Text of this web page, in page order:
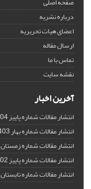
درباره نشریه
اعضای هیات تحریریه
ارسال مقاله
تماس با ما
نقشه سایت
آخرین اخبار
انتشار مقالات شماره پاییز 1404
انتشار مقالات شماره بهار 1403 نشریه
انتشار مقالات شماره زمستان 1402 نشریه
انتشار مقالات شماره پاییز 1402 نشریه
انتشار مقالات شماره تابستان 1402 نشریه